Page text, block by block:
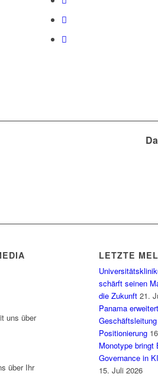
uns über
über Ihr
LETZTE
schärft seinen
die Zukunft 21.
Panama erweitert
Positionierung
Monotype bringt
Governance in
15. Juli 2026